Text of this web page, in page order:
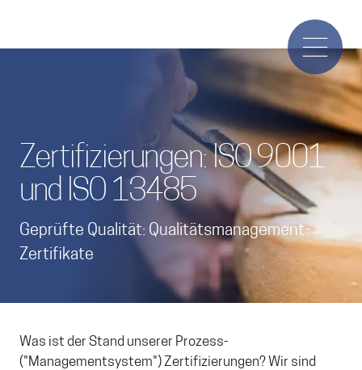
Zertifizierungen: ISO 9001
und ISO 13485
Geprüfte Qualität: Qualitätsmanagement-
Zertifikate
Was ist der Stand unserer Prozess-
("Managementsystem") Zertifizierungen? Wir sind